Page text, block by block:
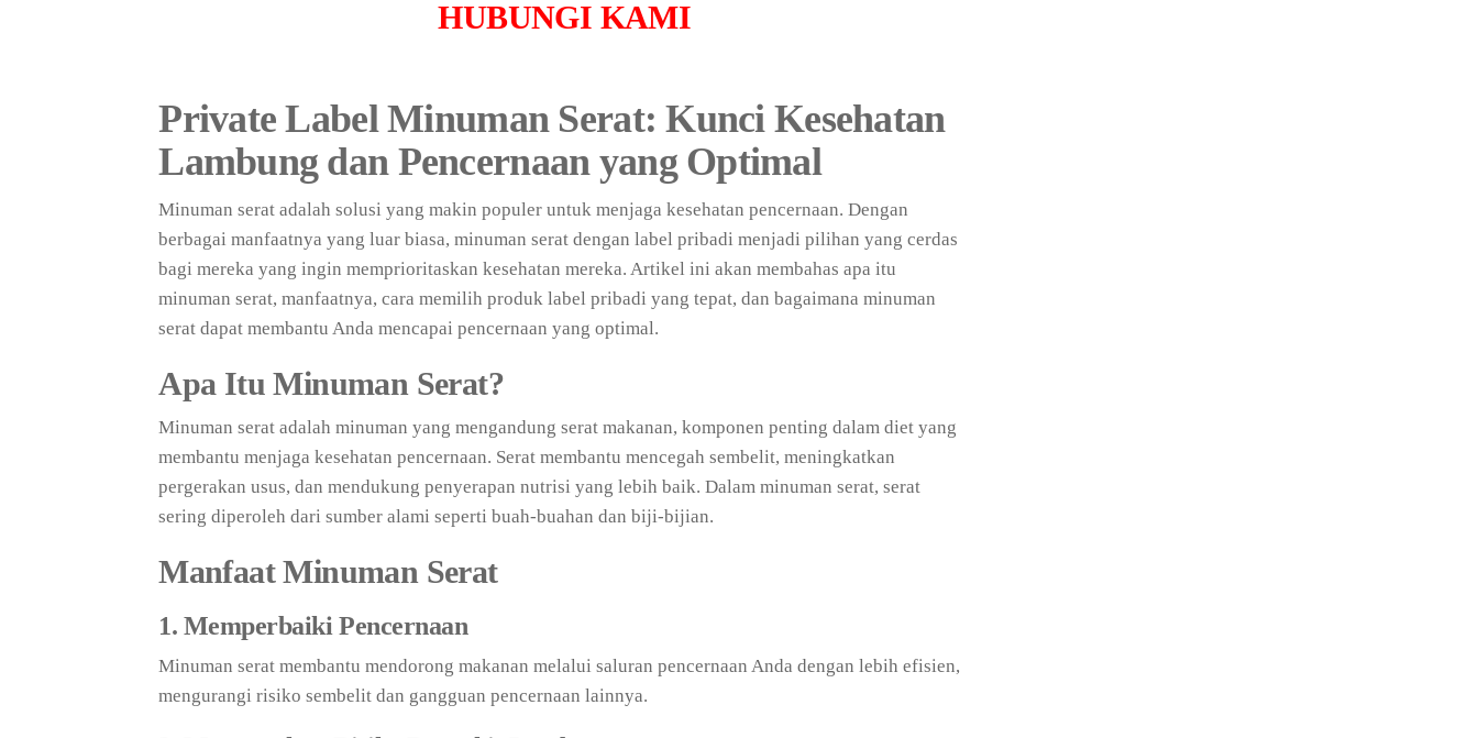
HUBUNGI KAMI
Private Label Minuman Serat: Kunci Kesehatan
Lambung dan Pencernaan yang Optimal
Minuman serat adalah solusi yang makin populer untuk menjaga kesehatan pencernaan. Dengan
berbagai manfaatnya yang luar biasa, minuman serat dengan label pribadi menjadi pilihan yang cerdas
bagi mereka yang ingin memprioritaskan kesehatan mereka. Artikel ini akan membahas apa itu
minuman serat, manfaatnya, cara memilih produk label pribadi yang tepat, dan bagaimana minuman
serat dapat membantu Anda mencapai pencernaan yang optimal.
Apa Itu Minuman Serat?
Minuman serat adalah minuman yang mengandung serat makanan, komponen penting dalam diet yang
membantu menjaga kesehatan pencernaan. Serat membantu mencegah sembelit, meningkatkan
pergerakan usus, dan mendukung penyerapan nutrisi yang lebih baik. Dalam minuman serat, serat
sering diperoleh dari sumber alami seperti buah-buahan dan biji-bijian.
Manfaat Minuman Serat
1. Memperbaiki Pencernaan
Minuman serat membantu mendorong makanan melalui saluran pencernaan Anda dengan lebih efisien,
mengurangi risiko sembelit dan gangguan pencernaan lainnya.